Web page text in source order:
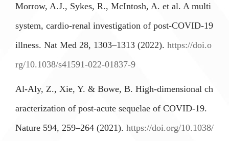
Morrow, A.J., Sykes, R., McIntosh, A. et al. A multi
system, cardio-renal investigation of post-COVID-19
illness. Nat Med 28, 1303–1313 (2022). https://doi.o
rg/10.1038/s41591-022-01837-9
Al-Aly, Z., Xie, Y. & Bowe, B. High-dimensional ch
aracterization of post-acute sequelae of COVID-19.
Nature 594, 259–264 (2021). https://doi.org/10.1038/